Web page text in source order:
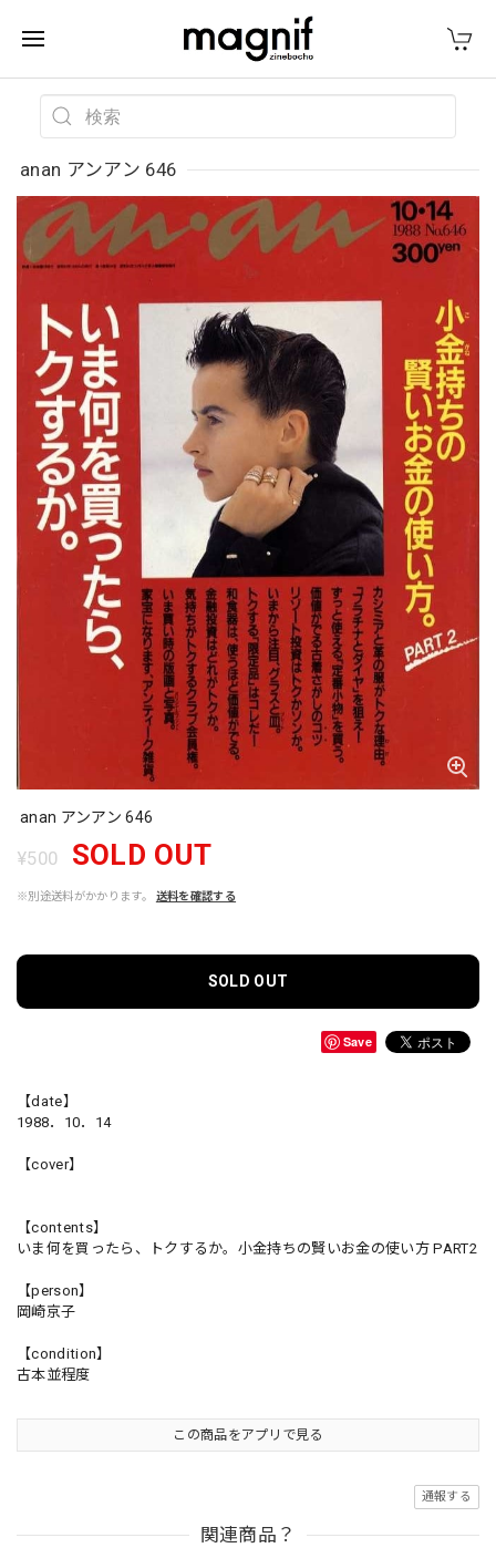
anan アンアン 646
anan アンアン 646
¥500 SOLD OUT
※別途送料がかかります。 送料を確認する
SOLD OUT
Save
【date】
1988．10．14
【cover】
【contents】
いま何を買ったら、トクするか。小金持ちの賢いお金の使い方 PART2
【person】
岡崎京子
【condition】
古本並程度
この商品をアプリで見る
通報する
関連商品？